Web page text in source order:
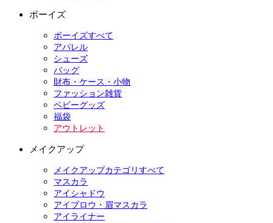
ボーイズ
ボーイズすべて
アパレル
シューズ
バッグ
財布・ケース・小物
ファッション雑貨
ベビーグッズ
福袋
アウトレット
メイクアップ
メイクアップカテゴリすべて
マスカラ
アイシャドウ
アイブロウ・眉マスカラ
アイライナー